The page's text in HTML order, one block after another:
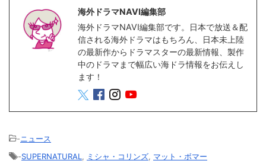
海外ドラマNAVI編集部
海外ドラマNAVI編集部です。日本で放送＆配
信される海外ドラマはもちろん、日本未上陸
の最新作からドラマスターの最新情報、製作
中のドラマまで幅広い海ドラ情報をお伝えし
ます！
-ニュース
-SUPERNATURAL ミシャ・コリンズ マット・ボマー